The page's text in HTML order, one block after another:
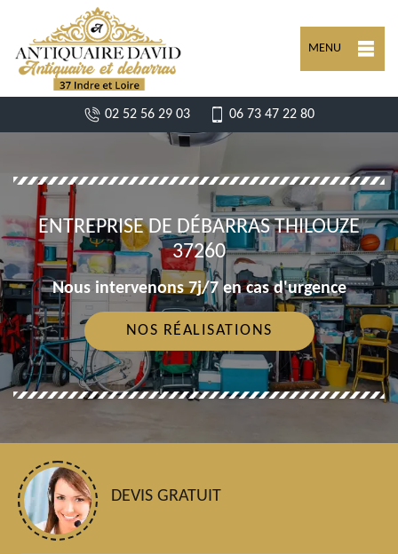
MENU
02 52 56 29 03 06 73 47 22 80
ENTREPRISE DE DÉBARRAS THILOUZE
37260
Nous intervenons 7j/7 en cas d'urgence
NOS RÉALISATIONS
DEVIS GRATUIT